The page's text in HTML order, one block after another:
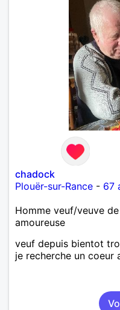
chadock
Plouër-sur-Rance - 67
Homme veuf/veuve
amoureuse
veuf depuis bientot
je recherche un coeur